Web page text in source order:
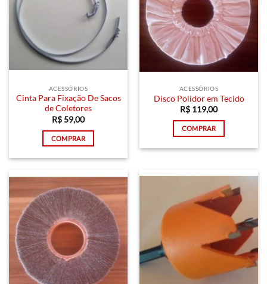
ACESSÓRIOS
Cinta Para Fixação De Sacos
de Coletores
R$59,00
COMPRAR
ACESSÓRIOS
Disco Polidor em Tecido
R$ 119,00
COMPRAR